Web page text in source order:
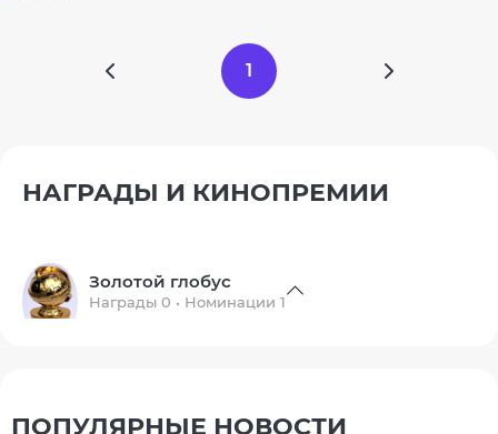
1
НАГРАДЫ И КИНОПРЕМИИ
Золотой глобус
Награды 0 • Номинации 1
ПОПУЛЯРНЫЕ НОВОСТИ